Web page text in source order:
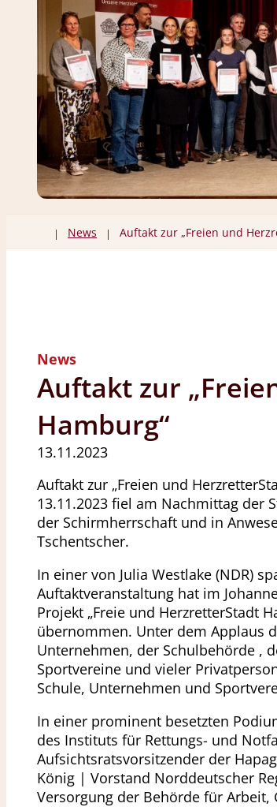
| News | Auftakt zur „Freien und
News
Auftakt zur
Hamburg“
13.11.2023
Auftakt zur „Freien und
13.11.2023 fiel am Nachmittag der
der Schirmherrschaft und in
Tschentscher.
In einer von Julia Westlake (NDR)
Auftaktveranstaltung hat im
Projekt „Freie und HerzretterStadt
übernommen. Unter dem Applaus
Unternehmen, der Schulbehörde ,
Sportvereine und vieler
Schule, Unternehmen und
In einer prominent besetzten
des Instituts für Rettungs- und
Aufsichtsratsvorsitzender der
König | Vorstand Norddeutscher
Versorgung der Behörde für Arbeit,